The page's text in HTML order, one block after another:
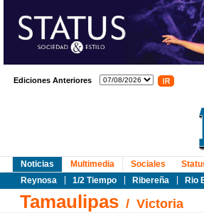
Ediciones Anteriores
Noticias
Reynosa
1/2 Tiempo Ribereña Rio
Multimedia Sociales
Tamaulipas / Victoria